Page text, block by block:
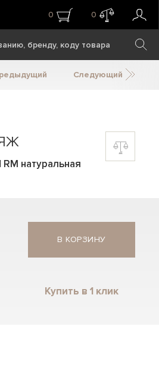
0 0
Следующий
натуральная
В КОРЗИНУ
Купить в 1 клик